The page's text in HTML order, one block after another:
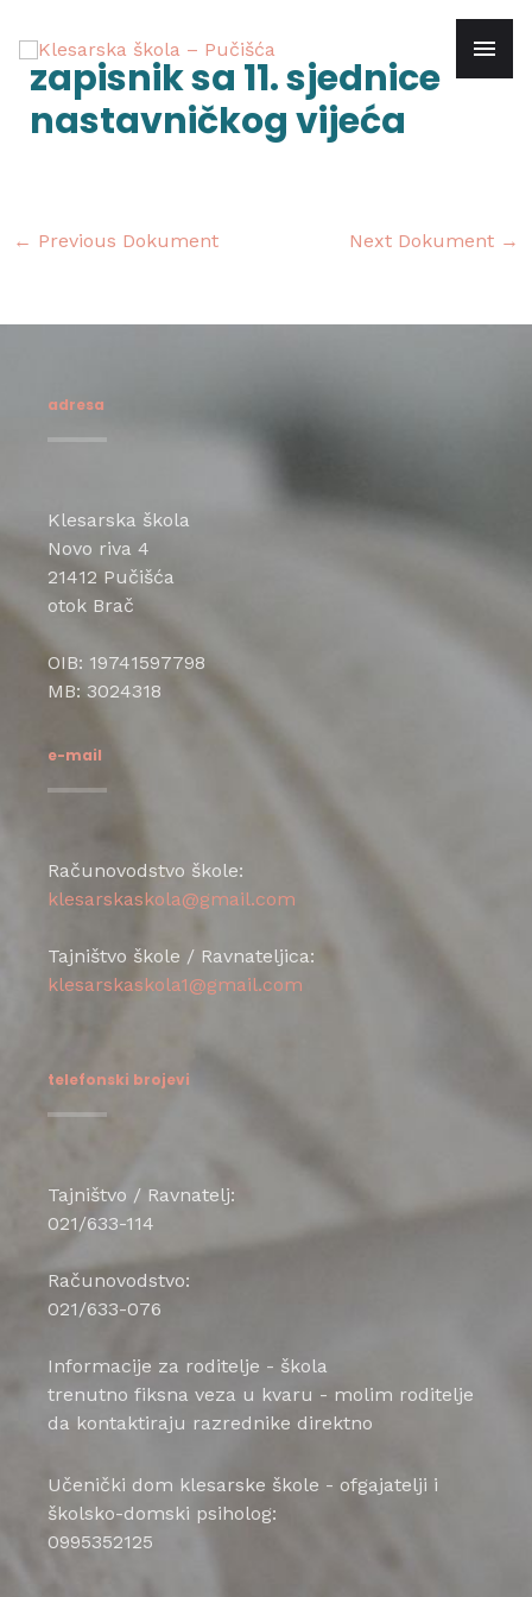
content
zapisnik sa 11. sjednice
nastavničkog vijeća
Post
navigation
← Previous Dokument Next Dokument →
adresa
Klesarska škola
Novo riva 4
21412 Pučišća
otok Brač
OIB: 19741597798
MB: 3024318
e-mail
Računovodstvo škole:
klesarskaskola@gmail.com
Tajništvo škole / Ravnateljica:
klesarskaskola1@gmail.com
telefonski brojevi
Tajništvo / Ravnatelj:
021/633-114
Računovodstvo:
021/633-076
Informacije za roditelje - škola
trenutno fiksna veza u kvaru - molim roditelje
da kontaktiraju razrednike direktno
Učenički dom klesarske škole - ofgajatelji i
školsko-domski psiholog:
0995352125